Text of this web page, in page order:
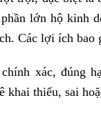
lớn hộ kinh
Các lợi ích bao
xác, đúng
khai thiếu, sai